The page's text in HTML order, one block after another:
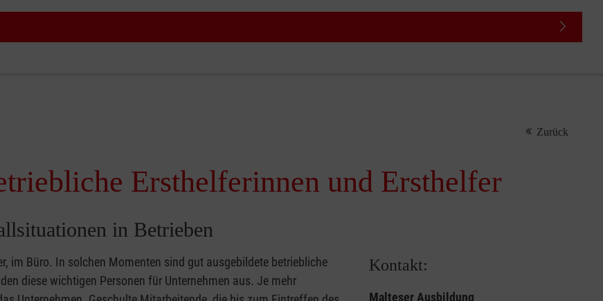
Zurück
Ersthelferinnen und Ersthelfer
in Betrieben
im Büro. In solchen Momenten sind gut ausgebildete betriebliche
diese wichtigen Personen für Unternehmen aus. Je mehr
Kontakt:
Malteser Ausbildung